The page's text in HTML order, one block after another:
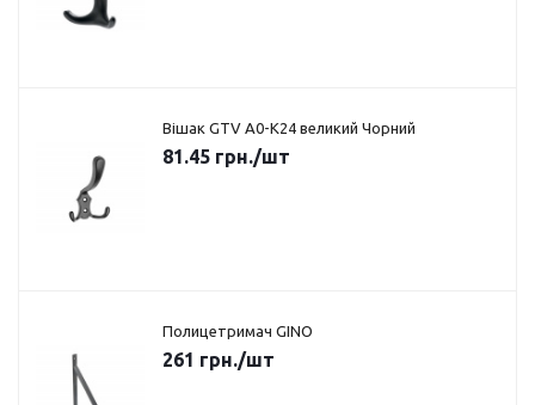
Вішак GTV A0-K24 великий Чорний
81.45 грн./шт
Полицетримач GINO
261 грн./шт